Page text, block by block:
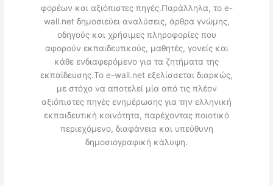
φορέων και αξιόπιστες πηγές.Παράλληλα, το e-
wall.net δημοσιεύει αναλύσεις, άρθρα γνώμης,
οδηγούς και χρήσιμες πληροφορίες που
αφορούν εκπαιδευτικούς, μαθητές, γονείς και
κάθε ενδιαφερόμενο για τα ζητήματα της
εκπαίδευσης.Το e-wall.net εξελίσσεται διαρκώς,
με στόχο να αποτελεί μία από τις πλέον
αξιόπιστες πηγές ενημέρωσης για την ελληνική
εκπαιδευτική κοινότητα, παρέχοντας ποιοτικό
περιεχόμενο, διαφάνεια και υπεύθυνη
δημοσιογραφική κάλυψη.